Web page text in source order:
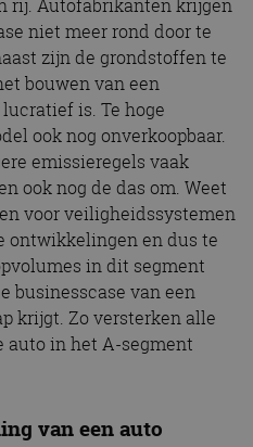
rij. Autofabrikanten krijgen
niet meer rond door te
zijn de grondstoffen te
bouwen van een
is. Te hoge
ook nog onverkoopbaar.
emissieregels vaak
ook nog de das om. Weet
voor veiligheidssystemen
ontwikkelingen en dus te
in dit segment
businesscase van een
krijgt. Zo versterken alle
auto in het A-segment
van een auto